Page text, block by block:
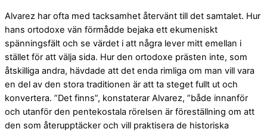
Alvarez har ofta med tacksamhet återvänt till det samtalet. Hur
hans ortodoxe vän förmådde bejaka ett ekumeniskt
spänningsfält och se värdet i att några lever mitt emellan i
stället för att välja sida. Hur den ortodoxe prästen inte, som
åtskilliga andra, hävdade att det enda rimliga om man vill vara
en del av den stora traditionen är att ta steget fullt ut och
konvertera. ”Det finns”, konstaterar Alvarez, ”både innanför
och utanför den pentekostala rörelsen är föreställning om att
den som återupptäcker och vill praktisera de historiska